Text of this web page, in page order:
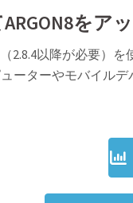
をア
2.8.4以降が必要）
ーターやモバイル